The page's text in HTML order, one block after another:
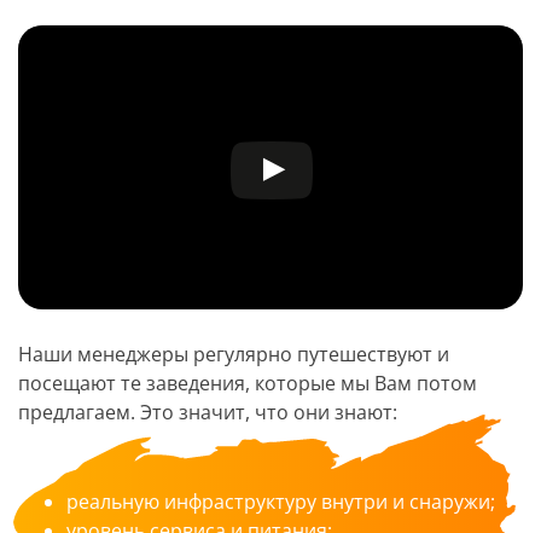
Наши менеджеры регулярно путешествуют и
посещают те заведения, которые мы Вам потом
предлагаем. Это значит, что они знают:
реальную инфраструктуру внутри и снаружи;